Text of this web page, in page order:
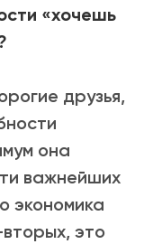
«хочешь
друзья,
она
важнейших
экономика
это